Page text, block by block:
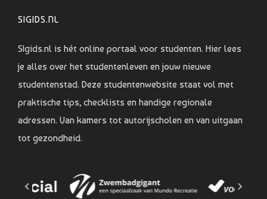
SIGIDS.NL
SIgids.nl is hét online portaal voor studenten. Hier lees
je alles over het studentenleven en jouw nieuwe
studentenstad. Deze studentenwebsite staat vol met
praktische tips, checklists en handige regionale
adressen. Van kamers tot autorijscholen en van uitgaan
tot gezondheid.